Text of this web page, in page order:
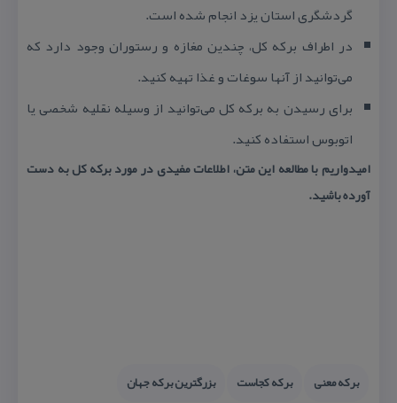
گردشگری استان یزد انجام شده است.
در اطراف بركه كل، چندین مغازه و رستوران وجود دارد كه
می‌توانید از آنها سوغات و غذا تهیه كنید.
برای رسیدن به بركه كل می‌توانید از وسیله نقلیه شخصی یا
اتوبوس استفاده كنید.
امیدواریم با مطالعه این متن، اطلاعات مفیدی در مورد بركه كل به دست
آورده باشید.
بركه معنی بركه كجاست
بزرگترین بركه جهان